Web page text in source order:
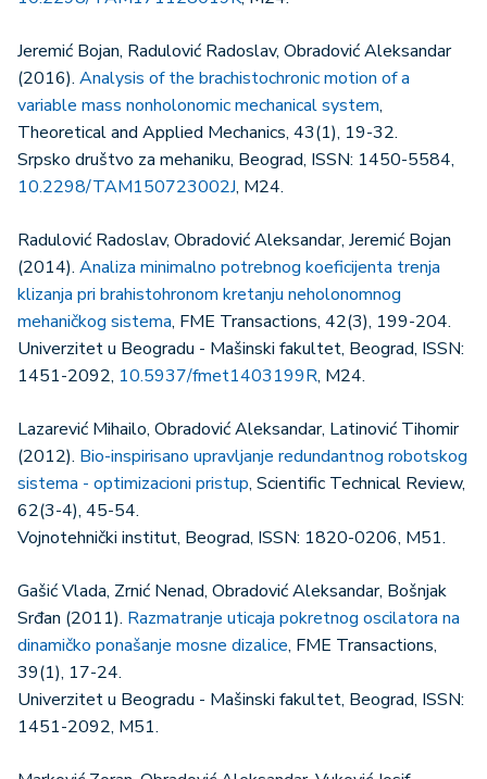
Jeremić Bojan, Radulović Radoslav, Obradović Aleksandar
(2016). Analysis of the brachistochronic motion of a
variable mass nonholonomic mechanical system,
Theoretical and Applied Mechanics, 43(1), 19-32.
Srpsko društvo za mehaniku, Beograd, ISSN: 1450-5584,
10.2298/TAM150723002J, M24.
Radulović Radoslav, Obradović Aleksandar, Jeremić Bojan
(2014). Analiza minimalno potrebnog koeficijenta trenja
klizanja pri brahistohronom kretanju neholonomnog
mehaničkog sistema, FME Transactions, 42(3), 199-204.
Univerzitet u Beogradu - Mašinski fakultet, Beograd, ISSN:
1451-2092, 10.5937/fmet1403199R, M24.
Lazarević Mihailo, Obradović Aleksandar, Latinović Tihomir
(2012). Bio-inspirisano upravljanje redundantnog robotskog
sistema - optimizacioni pristup, Scientific Technical Review,
62(3-4), 45-54.
Vojnotehnički institut, Beograd, ISSN: 1820-0206, M51.
Gašić Vlada, Zrnić Nenad, Obradović Aleksandar, Bošnjak
Srđan (2011). Razmatranje uticaja pokretnog oscilatora na
dinamičko ponašanje mosne dizalice, FME Transactions,
39(1), 17-24.
Univerzitet u Beogradu - Mašinski fakultet, Beograd, ISSN:
1451-2092, M51.